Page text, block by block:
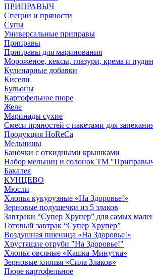
ПРИПРАВЫЧ
Специи и пряности
Супы
Универсальные приправы
Приправы
Приправы для маринования
Мороженое, кексы, глазури, крема и
Кулинарные добавки
Кисели
Бульоны
Картофельное пюре
Желе
Маринады сухие
Смеси пряностей с пакетами для
Продукция HoReCa
Мельницы
Баночки с откидными крышками
Набор мельниц и солонок ТМ
Бакалея
КУНЦЕВО
Мюсли
Хлопья кукурузные «На Здоровье!»
Зерновые подушечки из 5 злаков
Завтраки “Супер Хрупер” для самых
Готовый завтрак “Супер Хрупер”
Воздушная пшеница «На Здоровье!»
Хрустящие отруби "На Здоровье!"
Хлопья овсяные «Кашка-Минутка»
Зерновые хлопья «Сила Злаков»
Пюре картофельное